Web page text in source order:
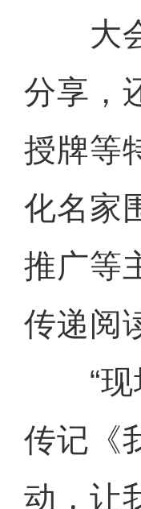
大会
分享，
授牌等
化名家
推广等
传递阅
“现
传记《
动，让